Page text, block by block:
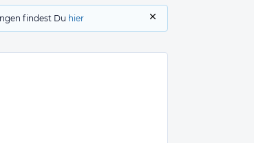
findest Du hier